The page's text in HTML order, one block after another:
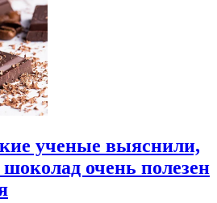
ученые выяснили,
очень полезен